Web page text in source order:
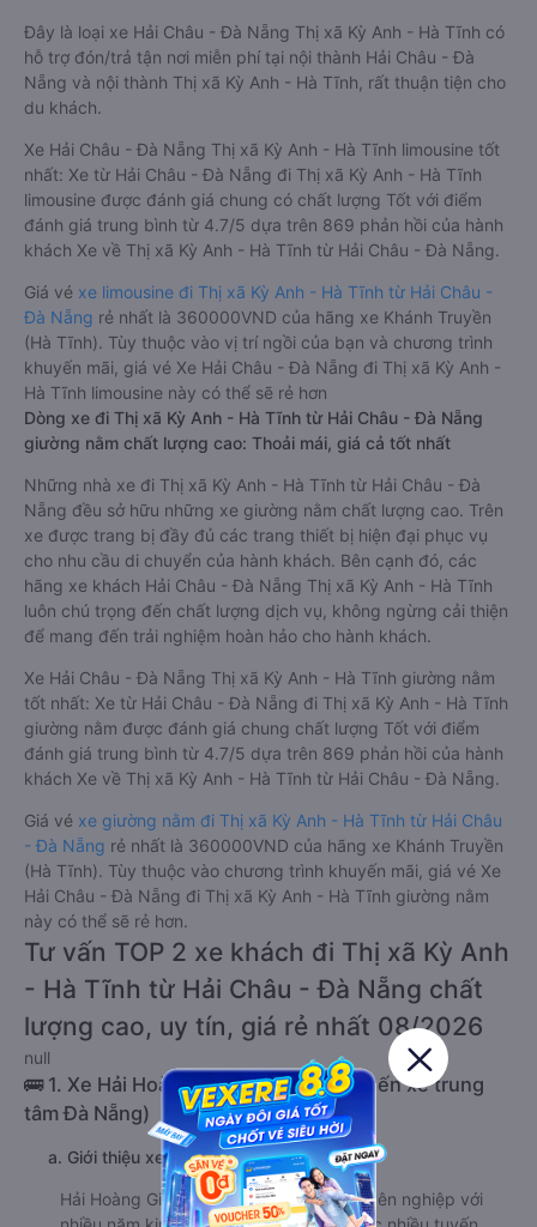
Đây là loại xe Hải Châu - Đà Nẵng Thị xã Kỳ Anh - Hà Tĩnh có
hỗ trợ đón/trả tận nơi miễn phí tại nội thành Hải Châu - Đà
Nẵng và nội thành Thị xã Kỳ Anh - Hà Tĩnh, rất thuận tiện cho
du khách.
Xe Hải Châu - Đà Nẵng Thị xã Kỳ Anh - Hà Tĩnh limousine tốt
nhất: Xe từ Hải Châu - Đà Nẵng đi Thị xã Kỳ Anh - Hà Tĩnh
limousine được đánh giá chung có chất lượng Tốt với điểm
đánh giá trung bình từ 4.7/5 dựa trên 869 phản hồi của hành
khách Xe về Thị xã Kỳ Anh - Hà Tĩnh từ Hải Châu - Đà Nẵng.
Giá vé xe limousine đi Thị xã Kỳ Anh - Hà Tĩnh từ Hải Châu -
Đà Nẵng rẻ nhất là 360000VND của hãng xe Khánh Truyền
(Hà Tĩnh). Tùy thuộc vào vị trí ngồi của bạn và chương trình
khuyến mãi, giá vé Xe Hải Châu - Đà Nẵng đi Thị xã Kỳ Anh -
Hà Tĩnh limousine này có thể sẽ rẻ hơn
Dòng xe đi Thị xã Kỳ Anh - Hà Tĩnh từ Hải Châu - Đà Nẵng
giường nằm chất lượng cao: Thoải mái, giá cả tốt nhất
Những nhà xe đi Thị xã Kỳ Anh - Hà Tĩnh từ Hải Châu - Đà
Nẵng đều sở hữu những xe giường nằm chất lượng cao. Trên
xe được trang bị đầy đủ các trang thiết bị hiện đại phục vụ
cho nhu cầu di chuyển của hành khách. Bên cạnh đó, các
hãng xe khách Hải Châu - Đà Nẵng Thị xã Kỳ Anh - Hà Tĩnh
luôn chú trọng đến chất lượng dịch vụ, không ngừng cải thiện
để mang đến trải nghiệm hoàn hảo cho hành khách.
Xe Hải Châu - Đà Nẵng Thị xã Kỳ Anh - Hà Tĩnh giường nằm
tốt nhất: Xe từ Hải Châu - Đà Nẵng đi Thị xã Kỳ Anh - Hà Tĩnh
giường nằm được đánh giá chung chất lượng Tốt với điểm
đánh giá trung bình từ 4.7/5 dựa trên 869 phản hồi của hành
khách Xe về Thị xã Kỳ Anh - Hà Tĩnh từ Hải Châu - Đà Nẵng.
Giá vé xe giường nằm đi Thị xã Kỳ Anh - Hà Tĩnh từ Hải Châu
- Đà Nẵng rẻ nhất là 360000VND của hãng xe Khánh Truyền
(Hà Tĩnh). Tùy thuộc vào chương trình khuyến mãi, giá vé Xe
Hải Châu - Đà Nẵng đi Thị xã Kỳ Anh - Hà Tĩnh giường nằm
này có thể sẽ rẻ hơn.
Tư vấn TOP 2 xe khách đi Thị xã Kỳ Anh
- Hà Tĩnh từ Hải Châu - Đà Nẵng chất
lượng cao, uy tín, giá rẻ nhất 08/2026
null
🚌 1. Xe Hải Hoàng Gia khởi hành tại (Bến xe trung
tâm Đà Nẵng)
a. Giới thiệu xe Hải Hoàng Gia
Hải Hoàng Gia là một nhà xe uy tín, chuyên nghiệp với